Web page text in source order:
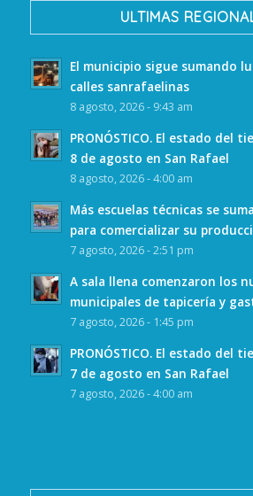
ULTIMAS
El municipio sigue sumando
calles sanrafaelinas
8 agosto, 2026 - 9:43 am
PRONÓSTICO. El estado del
8 de agosto en San Rafael
8 agosto, 2026 - 4:00 am
Más escuelas técnicas se
para comercializar su
7 agosto, 2026 - 2:51 pm
A sala llena comenzaron los
municipales de tapicería y
7 agosto, 2026 - 1:45 pm
PRONÓSTICO. El estado del
7 de agosto en San Rafael
7 agosto, 2026 - 4:00 am